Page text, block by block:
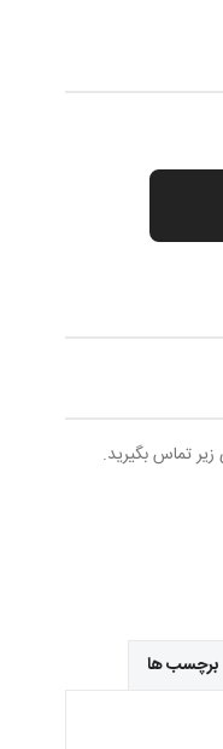
زیر تماس بگیرید.
برچسب ها